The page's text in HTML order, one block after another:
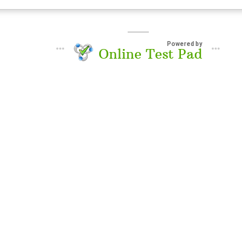
Powered by
Online Test Pad